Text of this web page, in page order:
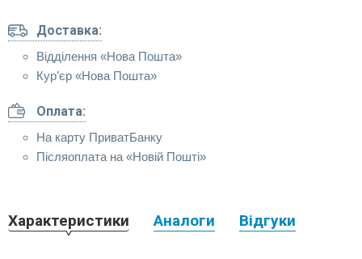
Доставка:
Відділення «Нова Пошта»
Кур’єр «Нова Пошта»
Оплата:
На карту ПриватБанку
Післяоплата на «Новій Пошті»
Характеристики Аналоги Відгуки